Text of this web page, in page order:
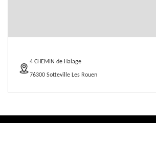
4 CHEMIN de Halage
76300 Sotteville Les Rouen